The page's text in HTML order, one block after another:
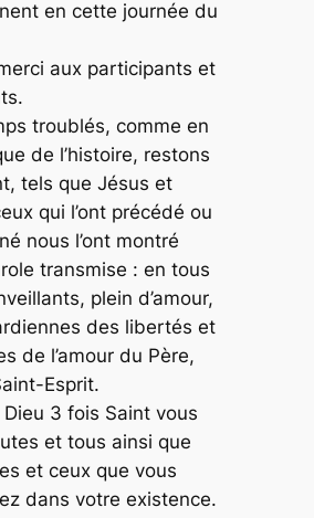
en cette journée du
aux participants et
troublés, comme en
de l’histoire, restons
tels que Jésus et
qui l’ont précédé ou
nous l’ont montré
transmise : en tous
plein d’amour,
des libertés et
de l’amour du Père,
Esprit.
3 fois Saint vous
et tous ainsi que
et ceux que vous
dans votre existence.